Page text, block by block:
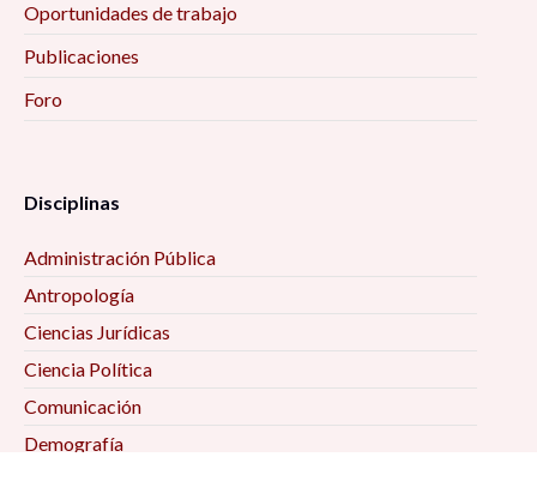
Oportunidades de trabajo
Publicaciones
Foro
Disciplinas
Administración Pública
Antropología
Ciencias Jurídicas
Ciencia Política
Comunicación
Demografía